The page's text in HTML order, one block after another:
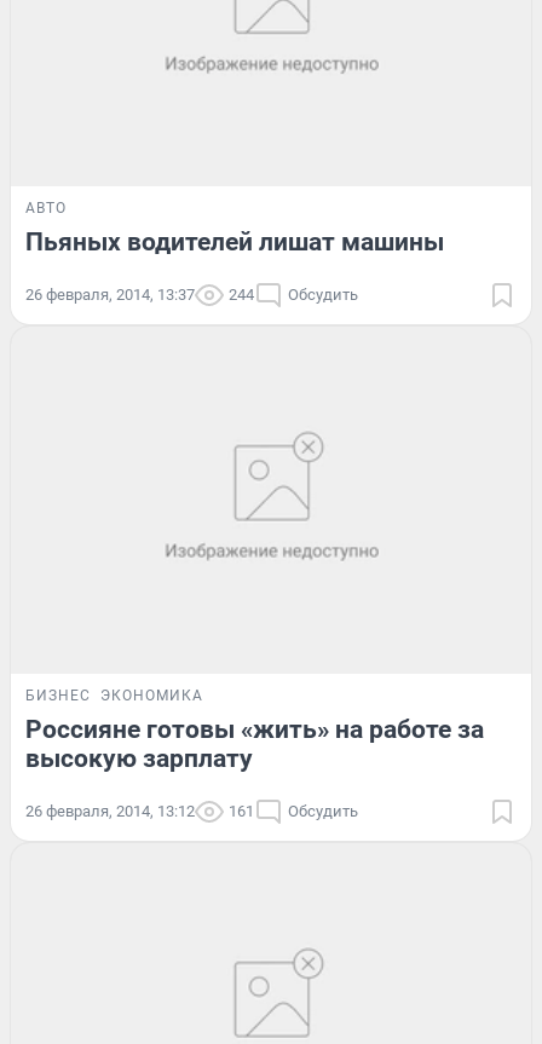
АВТО
Пьяных водителей лишат машины
26 февраля, 2014, 13:37 244 Обсудить
БИЗНЕС ЭКОНОМИКА
Россияне готовы «жить» на работе за
высокую зарплату
26 февраля, 2014, 13:12 161 Обсудить